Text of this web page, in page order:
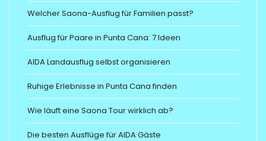
Welcher Saona-Ausflug für Familien passt?
Ausflug für Paare in Punta Cana: 7 Ideen
AIDA Landausflug selbst organisieren
Ruhige Erlebnisse in Punta Cana finden
Wie läuft eine Saona Tour wirklich ab?
Die besten Ausflüge für AIDA Gäste